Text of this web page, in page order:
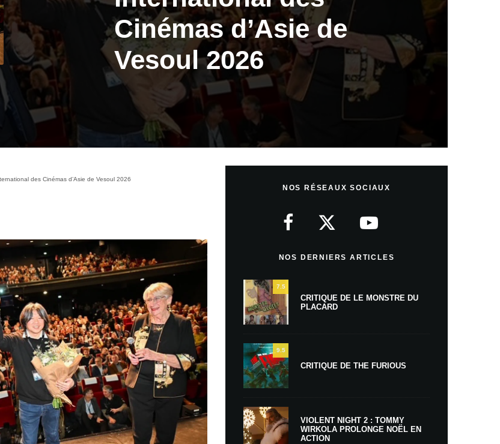
Cinémas d’Asie de
Vesoul 2026
des Cinémas d’Asie de Vesoul 2026
NOS RÉSEAUX SOCIAUX
NOS DERNIERS ARTICLES
7.5
CRITIQUE DE LE MONSTRE DU
PLACARD
9.5
CRITIQUE DE THE FURIOUS
VIOLENT NIGHT 2 : TOMMY
WIRKOLA PROLONGE NOËL EN
ACTION